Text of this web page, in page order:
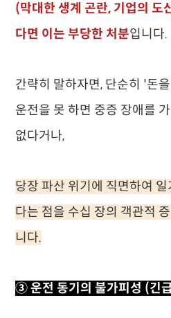
(막대한 생계 곤란, 기업의 도
다면 이는 부당한 처분입니다.
간략히 말하자면, 단순히 '돈
운전을 못 하면 중증 장애를
없다거나,
당장 파산 위기에 직면하여
다는 점을 수십 장의 객관적
니다.
③ 운전 동기의 불가피성 (긴